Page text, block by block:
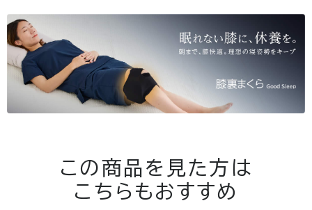
この商品を見た方は
こちらもおすすめ